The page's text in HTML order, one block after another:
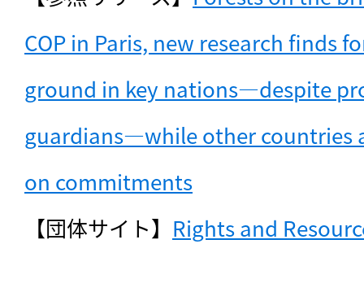
COP in Paris, new research finds
ground in key nations—despite
guardians—while other countries
on commitments
【団体サイト】 Rights and